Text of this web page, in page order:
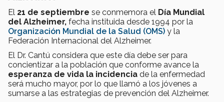
El 21 de septiembre se conmemora el Día Mundial
del Alzheimer, fecha instituida desde 1994 por la
Organización Mundial de la Salud (OMS) y la
Federación Internacional del Alzheimer.
El Dr. Cantú considera que este día debe ser para
concientizar a la población que conforme avance la
esperanza de vida la incidencia de la enfermedad
será mucho mayor, por lo que llamó a los jóvenes a
sumarse a las estrategias de prevención del Alzheimer.